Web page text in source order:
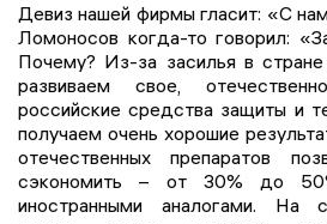
Девиз нашей фирмы гласит: «С
Ломоносов когда-то говорил:
Почему? Из-за засилья в
развиваем свое,
российские средства защиты и
получаем очень хорошие
отечественных препаратов
сэкономить – от 30% до
иностранными аналогами. На